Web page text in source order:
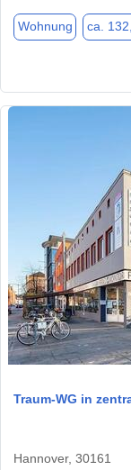
Wohnung ca.
Traum-WG in
Hannover, 30161